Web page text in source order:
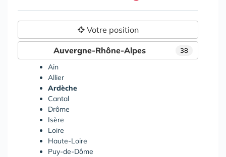
Votre position
38
Auvergne-Rhône-Alpes
Ain
Allier
Ardèche
Cantal
Drôme
Isère
Loire
Haute-Loire
Puy-de-Dôme